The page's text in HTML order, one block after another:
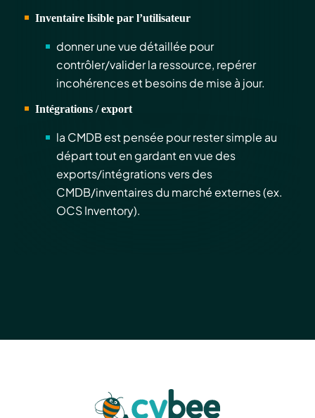
Inventaire lisible par l’utilisateur
donner une vue détaillée pour
contrôler/valider la ressource, repérer
incohérences et besoins de mise à jour.
Intégrations / export
la CMDB est pensée pour rester simple au
départ tout en gardant en vue des
exports/intégrations vers des
CMDB/inventaires du marché externes (ex.
OCS Inventory).